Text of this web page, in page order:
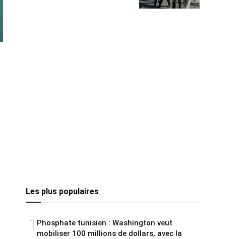
Les plus populaires
1 Phosphate tunisien : Washington veut
mobiliser 100 millions de dollars, avec la